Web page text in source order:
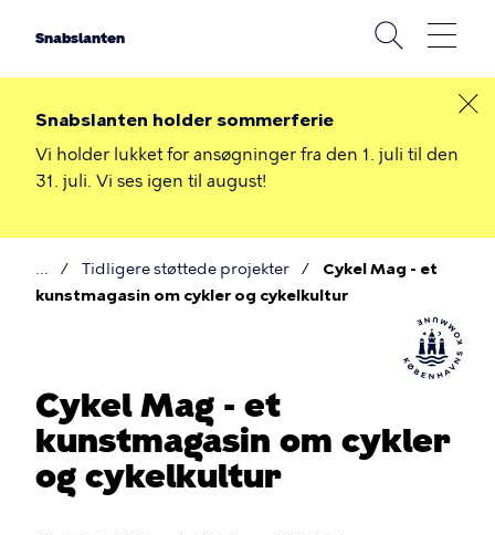
Snabslanten
Snabslanten holder sommerferie
Vi holder lukket for ansøgninger fra den 1. juli til den
31. juli. Vi ses igen til august!
Brødkrumme
Tidligere støttede projekter
Cykel Mag - et
kunstmagasin om cykler og cykelkultur
Cykel Mag - et
kunstmagasin om cykler
og cykelkultur